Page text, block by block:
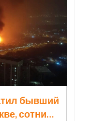
бывший
сотни